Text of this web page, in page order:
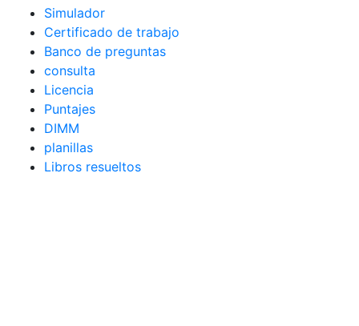
Simulador
Certificado de trabajo
Banco de preguntas
consulta
Licencia
Puntajes
DIMM
planillas
Libros resueltos